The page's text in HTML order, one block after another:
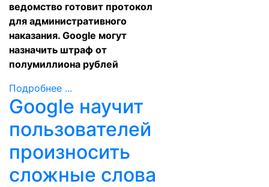
ведомство готовит протокол
для административного
наказания. Google могут
назначить штраф от
полумиллиона рублей
Подробнее ...
Google научит
пользователей
произносить
сложные слова